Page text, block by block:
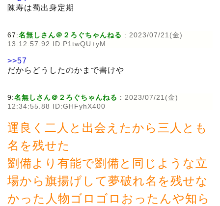
陳寿は蜀出身定期
67:名無しさん＠２ろぐちゃんねる : 2023/07/21(金)
13:12:57.92 ID:P1twQU+yM
>>57
だからどうしたのかまで書けや
9:名無しさん＠２ろぐちゃんねる : 2023/07/21(金)
12:34:55.88 ID:GHFyhX400
運良く二人と出会えたから三人とも
名を残せた
劉備より有能で劉備と同じような立
場から旗揚げして夢破れ名を残せな
かった人物ゴロゴロおったんや知ら